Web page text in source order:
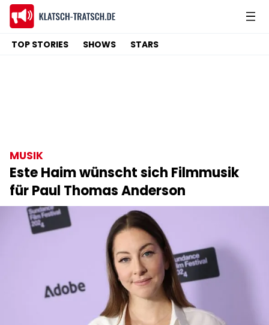
TOP STORIES SHOWS STARS
MUSIK
Este Haim wünscht sich Filmmusik
für Paul Thomas Anderson